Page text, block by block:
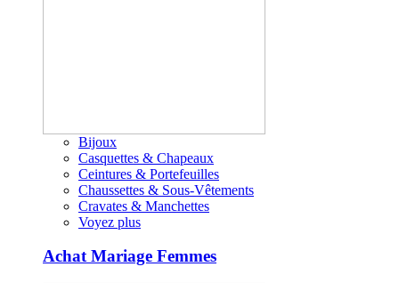
Bijoux
Casquettes & Chapeaux
Ceintures & Portefeuilles
Chaussettes & Sous-Vêtements
Cravates & Manchettes
Voyez plus
Achat Mariage Femmes